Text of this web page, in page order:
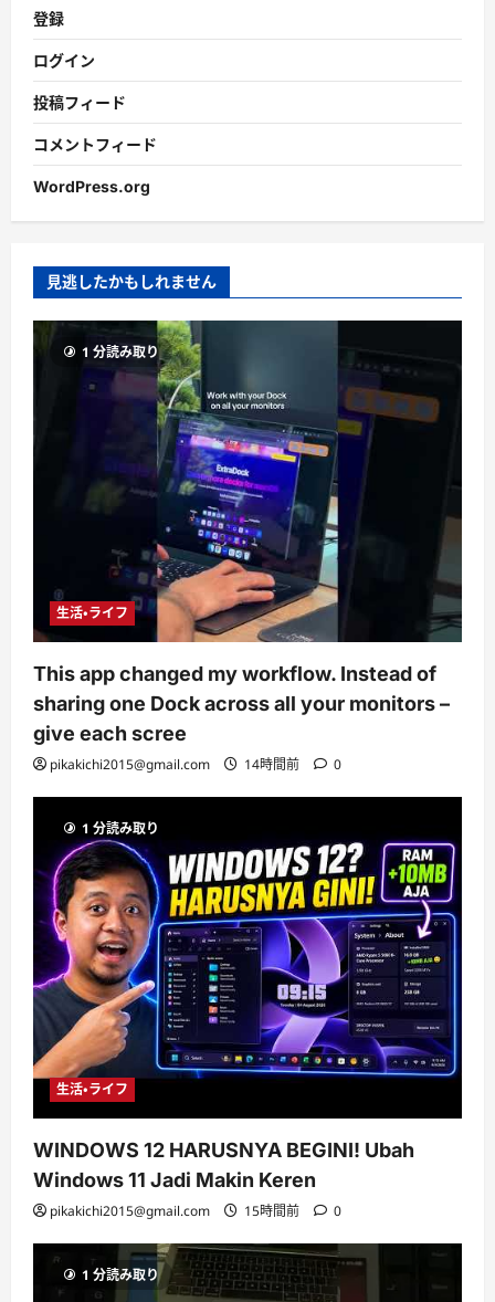
登録
ログイン
投稿フィード
コメントフィード
WordPress.org
見逃したかもしれません
1 分読み取り
生活・ライフ
This app changed my workflow. Instead of
sharing one Dock across all your monitors –
give each scree
pikakichi2015@gmail.com 14時間前 0
1 分読み取り
生活・ライフ
WINDOWS 12 HARUSNYA BEGINI! Ubah
Windows 11 Jadi Makin Keren
pikakichi2015@gmail.com 15時間前 0
1 分読み取り